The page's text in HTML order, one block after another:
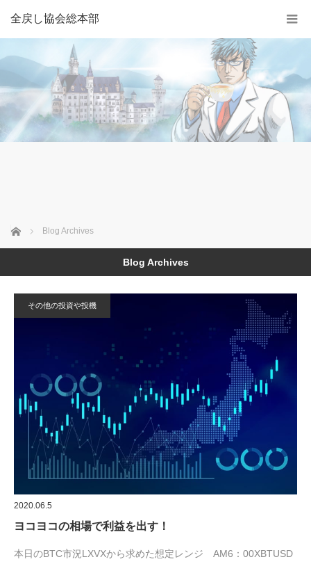
全戻し協会総本部
Home Blog Archives
Blog Archives
その他の投資や投機
2020.06.5
ヨコヨコの相場で利益を出す！
本日のBTC市況LXVXから求めた想定レンジ AM6：00XBTUSD